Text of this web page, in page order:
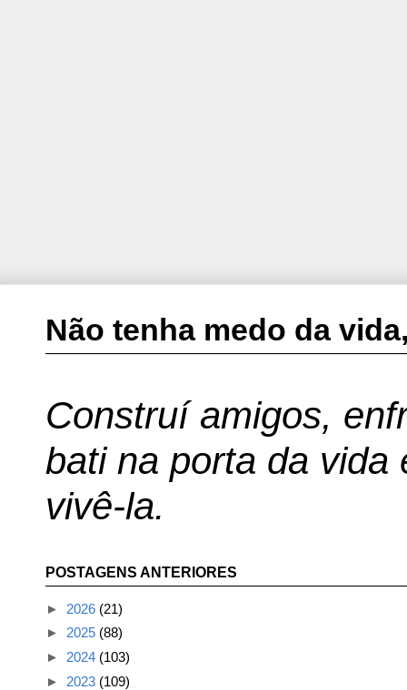
Não tenha medo da
Construí amigos,
bati na porta da vida
vivê-la.
POSTAGENS ANTERIORES
► 2026 (21)
► 2025 (88)
► 2024 (103)
► 2023 (109)